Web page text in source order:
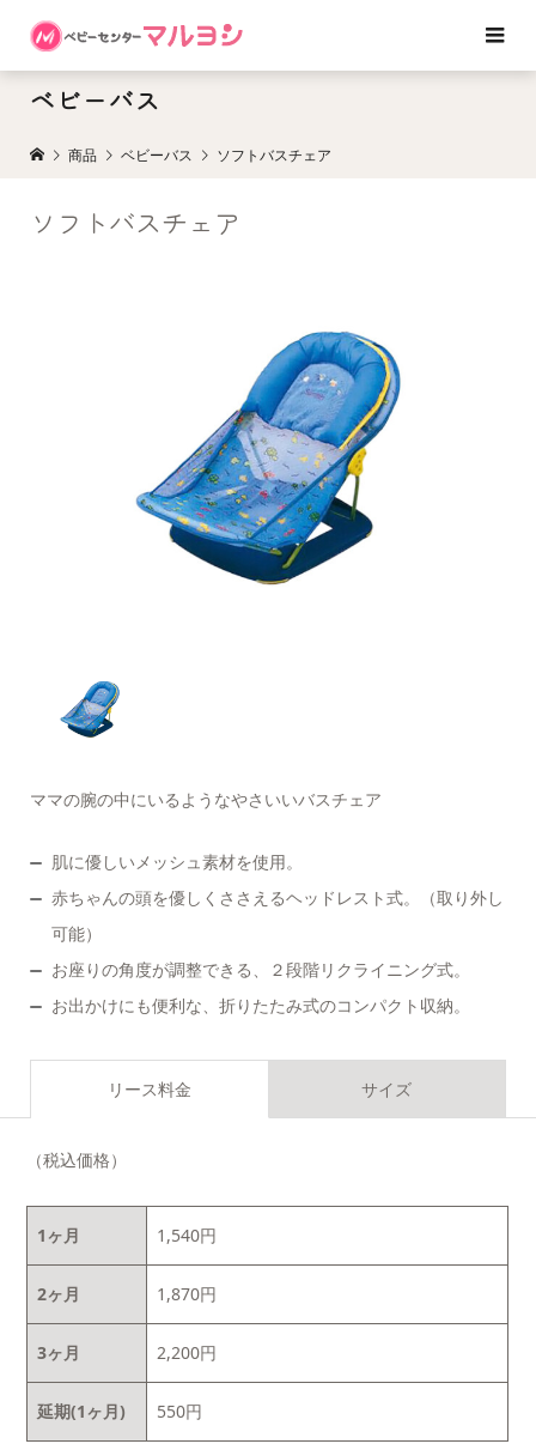
ベビーバス
商品 ベビーバス ソフトバスチェア
ソフトバスチェア
ママの腕の中にいるようなやさいいバスチェア
肌に優しいメッシュ素材を使用。
赤ちゃんの頭を優しくささえるヘッドレスト式。（取り外し
可能）
お座りの角度が調整できる、２段階リクライニング式。
お出かけにも便利な、折りたたみ式のコンパクト収納。
リース料金 サイズ
（税込価格）
1ヶ月 1,540円
2ヶ月 1,870円
3ヶ月 2,200円
延期(1ヶ月) 550円